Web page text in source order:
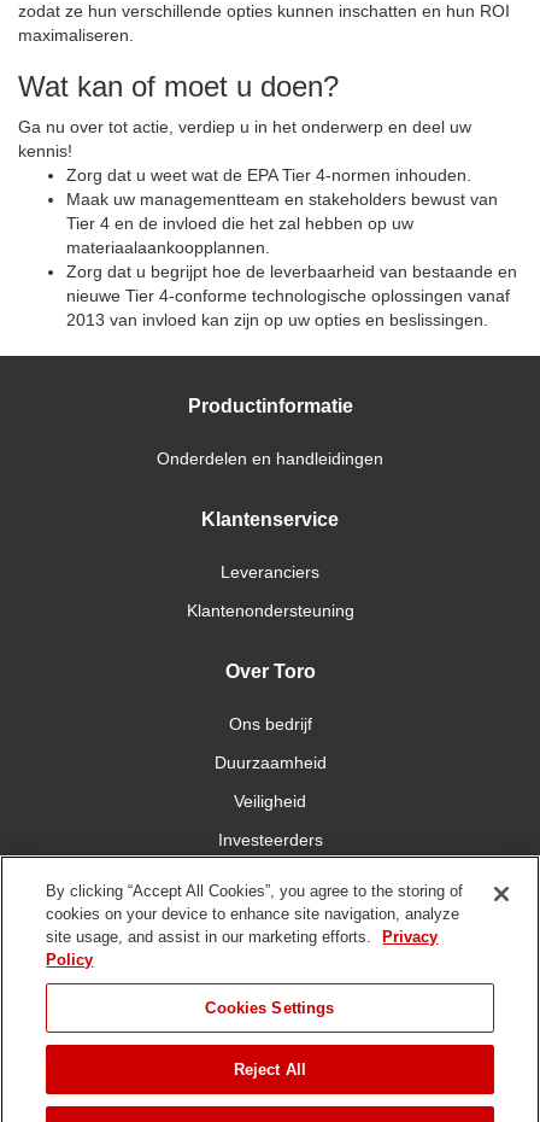
zodat ze hun verschillende opties kunnen inschatten en hun ROI
maximaliseren.
Wat kan of moet u doen?
Ga nu over tot actie, verdiep u in het onderwerp en deel uw
kennis!
Zorg dat u weet wat de EPA Tier 4-normen inhouden.
Maak uw managementteam en stakeholders bewust van
Tier 4 en de invloed die het zal hebben op uw
materiaalaankoopplannen.
Zorg dat u begrijpt hoe de leverbaarheid van bestaande en
nieuwe Tier 4-conforme technologische oplossingen vanaf
2013 van invloed kan zijn op uw opties en beslissingen.
Productinformatie
Onderdelen en handleidingen
Klantenservice
Leveranciers
Klantenondersteuning
Over Toro
Ons bedrijf
Duurzaamheid
Veiligheid
Investeerders
Maak contact met ons
Gebruiksvoorwaarden Privacybeleid DMCA/Copyrightbeleid
By clicking “Accept All Cookies”, you agree to the storing of
cookies on your device to enhance site navigation, analyze
site usage, and assist in our marketing efforts.
Privacy
Policy
Cookies Settings
Reject All